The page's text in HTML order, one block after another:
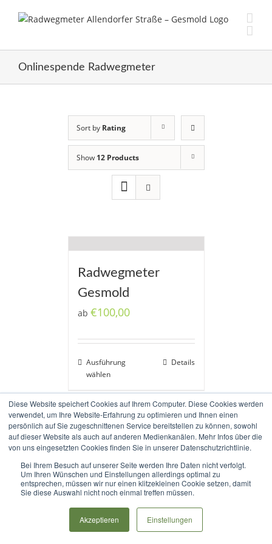
Diese Website speichert Cookies auf Ihrem Computer. Diese Cookies werden
verwendet, um Ihre Website-Erfahrung zu optimieren und Ihnen einen
persönlich auf Sie zugeschnittenen Service bereitstellen zu können, sowohl
auf dieser Website als auch auf anderen Medienkanälen. Mehr Infos über die
von uns eingesetzten Cookies finden Sie in unserer Datenschutzrichtlinie.
Bei Ihrem Besuch auf unserer Seite werden Ihre Daten nicht verfolgt.
Um Ihren Wünschen und Einstellungen allerdings optimal zu
entsprechen, müssen wir nur einen klitzekleinen Cookie setzen, damit
Sie diese Auswahl nicht noch einmal treffen müssen.
Akzeptieren Einstellungen
Onlinespende Radwegmeter
Sort by Rating
Show 12 Products
Radwegmeter
Gesmold
ab €100,00
Ausführung
wählen
Details
Copyright 2017-2020 Radweg Allendorfer Straße e.V. |Impressum
Datenschutz|Haftungsausschluss
Rss